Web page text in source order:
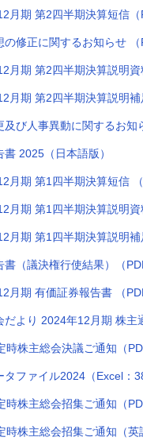
月期 第2四半期決算短信（
の修正に関するお知らせ （
月期 第2四半期決算説明資
月期 第2四半期決算説明補
及び人事異動に関するお知
書 2025（日本語版）
月期 第1四半期決算短信 （
月期 第1四半期決算説明資
月期 第1四半期決算説明補
書（議決権行使結果）（
月期 有価証券報告書 （
だより 2024年12月期 株主
時株主総会決議ご通知（
タファイル2024（Excel：
時株主総会招集ご通知（
時株主総会招集ご通知（英